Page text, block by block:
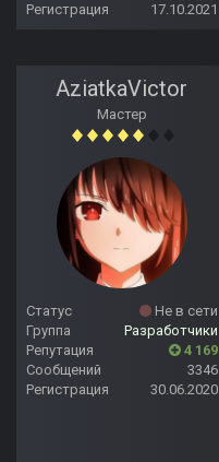
Регистрация
17.10.2021
AziatkaVictor
Мастер
Статус
Не в сети
Группа
Разработчики
Репутация
4 169
Сообщений
3346
Регистрация
30.06.2020